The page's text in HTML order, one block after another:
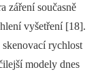
záření současně
vyšetření [18].
rychlost
modely dnes